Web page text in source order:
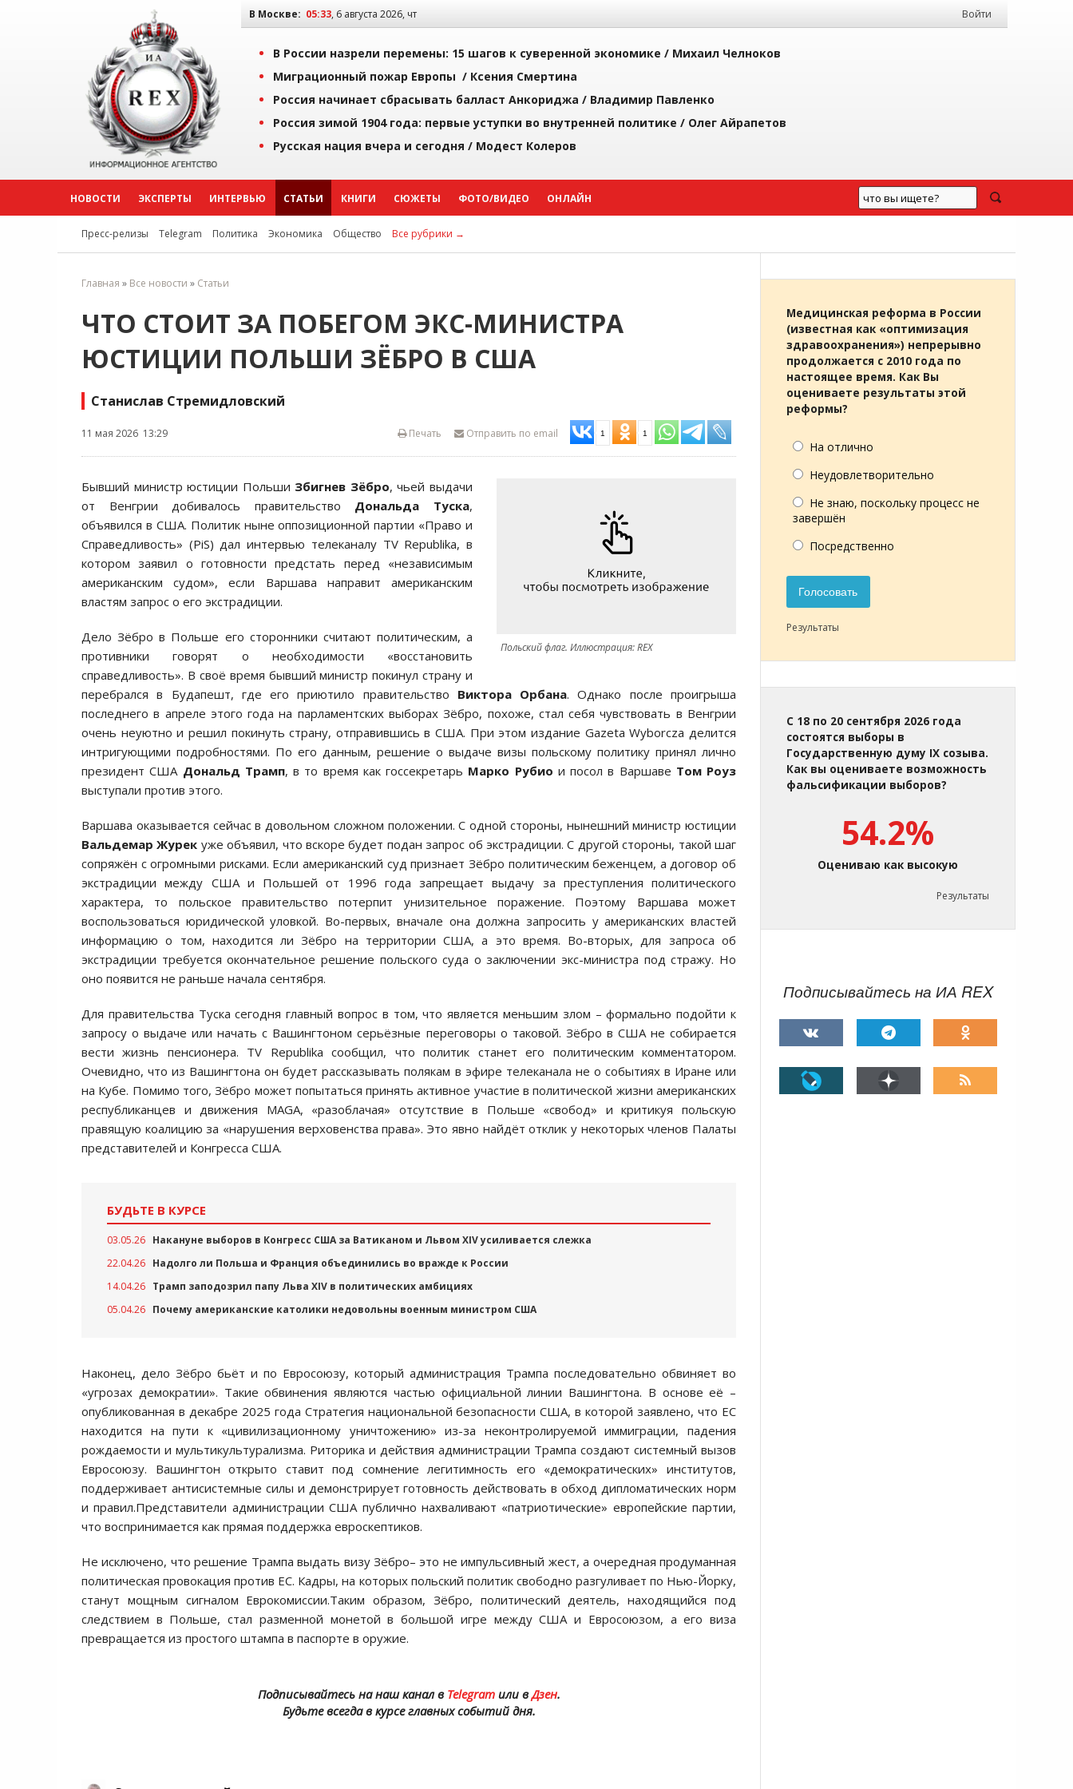
В Москве: 05:33, 6 августа 2026, чт Войти
В России назрели перемены: 15 шагов к суверенной экономике / Михаил Челноков
Миграционный пожар Европы / Ксения Смертина
Россия начинает сбрасывать балласт Анкориджа / Владимир Павленко
Россия зимой 1904 года: первые уступки во внутренней политике / Олег Айрапетов
Русская нация вчера и сегодня / Модест Колеров
НОВОСТИ ЭКСПЕРТЫ ИНТЕРВЬЮ СТАТЬИ КНИГИ СЮЖЕТЫ ФОТО/ВИДЕО ОНЛАЙН
Пресс-релизы Telegram Политика Экономика Общество Все рубрики →
Главная » Все новости » Статьи
ЧТО СТОИТ ЗА ПОБЕГОМ ЭКС-МИНИСТРА
ЮСТИЦИИ ПОЛЬШИ ЗЁБРО В США
Станислав Стремидловский
11 мая 2026 13:29 Отправить по email 1 1
Печать
Польский флаг. Иллюстрация: REX
Бывший министр юстиции Польши Збигнев Зёбро, чьей выдачи
от Венгрии добивалось правительство Дональда Туска,
объявился в США. Политик ныне оппозиционной партии «Право и
Справедливость» (PiS) дал интервью телеканалу TV Republika, в
котором заявил о готовности предстать перед «независимым
американским судом», если Варшава направит американским
властям запрос о его экстрадиции.
Дело Зёбро в Польше его сторонники считают политическим, а
противники говорят о необходимости «восстановить
справедливость». В своё время бывший министр покинул страну и
перебрался в Будапешт, где его приютило правительство Виктора Орбана. Однако после проигрыша
последнего в апреле этого года на парламентских выборах Зёбро, похоже, стал себя чувствовать в Венгрии
очень неуютно и решил покинуть страну, отправившись в США. При этом издание Gazeta Wyborcza делится
интригующими подробностями. По его данным, решение о выдаче визы польскому политику принял лично
президент США Дональд Трамп, в то время как госсекретарь Марко Рубио и посол в Варшаве Том Роуз
выступали против этого.
Варшава оказывается сейчас в довольном сложном положении. С одной стороны, нынешний министр юстиции
Вальдемар Журек уже объявил, что вскоре будет подан запрос об экстрадиции. С другой стороны, такой шаг
сопряжён с огромными рисками. Если американский суд признает Зёбро политическим беженцем, а договор об
экстрадиции между США и Польшей от 1996 года запрещает выдачу за преступления политического
характера, то польское правительство потерпит унизительное поражение. Поэтому Варшава может
воспользоваться юридической уловкой. Во-первых, вначале она должна запросить у американских властей
информацию о том, находится ли Зёбро на территории США, а это время. Во-вторых, для запроса об
экстрадиции требуется окончательное решение польского суда о заключении экс-министра под стражу. Но
оно появится не раньше начала сентября.
Для правительства Туска сегодня главный вопрос в том, что является меньшим злом – формально подойти к
запросу о выдаче или начать с Вашингтоном серьёзные переговоры о таковой. Зёбро в США не собирается
вести жизнь пенсионера. TV Republika сообщил, что политик станет его политическим комментатором.
Очевидно, что из Вашингтона он будет рассказывать полякам в эфире телеканала не о событиях в Иране или
на Кубе. Помимо того, Зёбро может попытаться принять активное участие в политической жизни американских
республиканцев и движения MAGA, «разоблачая» отсутствие в Польше «свобод» и критикуя польскую
правящую коалицию за «нарушения верховенства права». Это явно найдёт отклик у некоторых членов Палаты
представителей и Конгресса США.
БУДЬТЕ В КУРСЕ
03.05.26 Накануне выборов в Конгресс США за Ватиканом и Львом XIV усиливается слежка
22.04.26 Надолго ли Польша и Франция объединились во вражде к России
14.04.26 Трамп заподозрил папу Льва XIV в политических амбициях
05.04.26 Почему американские католики недовольны военным министром США
Наконец, дело Зёбро бьёт и по Евросоюзу, который администрация Трампа последовательно обвиняет во
«угрозах демократии». Такие обвинения являются частью официальной линии Вашингтона. В основе её –
опубликованная в декабре 2025 года Стратегия национальной безопасности США, в которой заявлено, что ЕС
находится на пути к «цивилизационному уничтожению» из-за неконтролируемой иммиграции, падения
рождаемости и мультикультурализма. Риторика и действия администрации Трампа создают системный вызов
Евросоюзу. Вашингтон открыто ставит под сомнение легитимность его «демократических» институтов,
поддерживает антисистемные силы и демонстрирует готовность действовать в обход дипломатических норм
и правил.Представители администрации США публично нахваливают «патриотические» европейские партии,
что воспринимается как прямая поддержка евроскептиков.
Не исключено, что решение Трампа выдать визу Зёбро– это не импульсивный жест, а очередная продуманная
политическая провокация против ЕС. Кадры, на которых польский политик свободно разгуливает по Нью-Йорку,
станут мощным сигналом Еврокомиссии.Таким образом, Зёбро, политический деятель, находящийся под
следствием в Польше, стал разменной монетой в большой игре между США и Евросоюзом, а его виза
превращается из простого штампа в паспорте в оружие.
Подписывайтесь на наш канал в Telegramили вДзен.
Будьте всегда в курсе главных событий дня.
Медицинская реформа в России
(известная как «оптимизация
здравоохранения») непрерывно
продолжается с 2010 года по
настоящее время. Как Вы
оцениваете результаты этой
реформы?
На отлично
Неудовлетворительно
Не знаю, поскольку процесс не
завершён
Посредственно
Голосовать
Результаты
С 18 по 20 сентября 2026 года
состоятся выборы в
Государственную думу IX созыва.
Как вы оцениваете возможность
фальсификации выборов?
54.2%
Оцениваю как высокую
Результаты
Подписывайтесь на ИА REX